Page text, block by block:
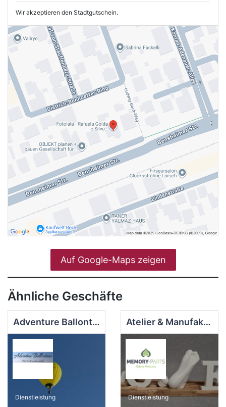
Wir akzeptieren den Stadtgutschein.
Auf Google-Maps zeigen
Ähnliche Geschäfte
Adventure Ballonteam
Dienstleistung
Atelier & Manufaktur Memory-pArts
Dienstleistung